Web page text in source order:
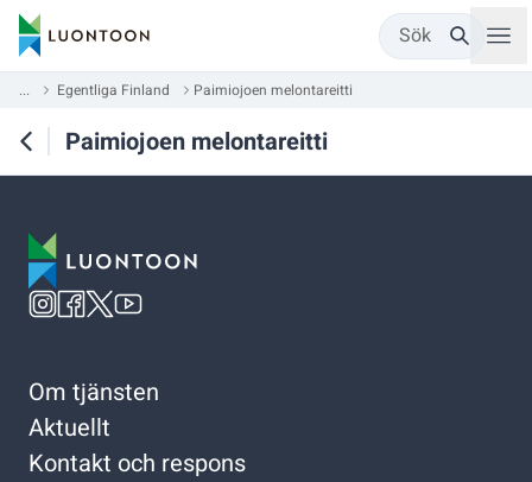
Sök
... Egentliga Finland Paimiojoen melontareitti
Paimiojoen melontareitti
Om tjänsten
Aktuellt
Kontakt och respons